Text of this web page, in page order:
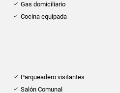
Gas domiciliario
Cocina equipada
Parqueadero visitantes
Salón Comunal